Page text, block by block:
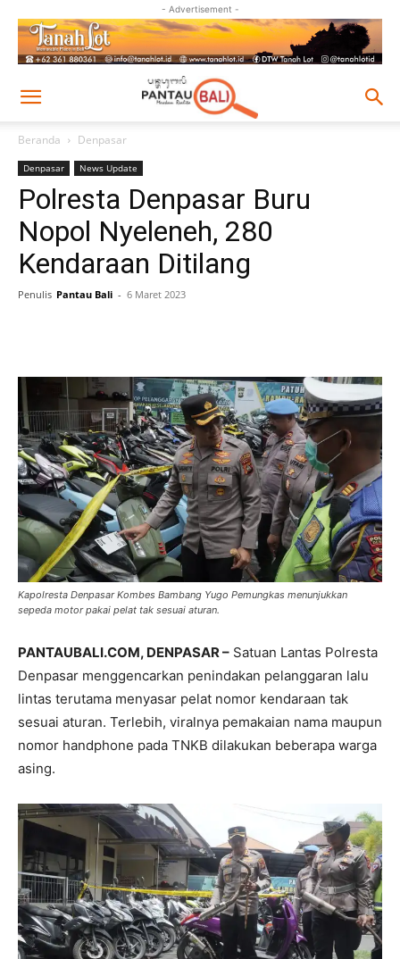
- Advertisement -
Beranda Denpasar
Denpasar News Update
Polresta Denpasar Buru
Nopol Nyeleneh, 280
Kendaraan Ditilang
Penulis Pantau Bali - 6 Maret 2023
Kapolresta Denpasar Kombes Bambang Yugo Pemungkas menunjukkan
sepeda motor pakai pelat tak sesuai aturan.
PANTAUBALI.COM, DENPASAR – Satuan Lantas Polresta
Denpasar menggencarkan penindakan pelanggaran lalu
lintas terutama menyasar pelat nomor kendaraan tak
sesuai aturan. Terlebih, viralnya pemakaian nama maupun
nomor handphone pada TNKB dilakukan beberapa warga
asing.